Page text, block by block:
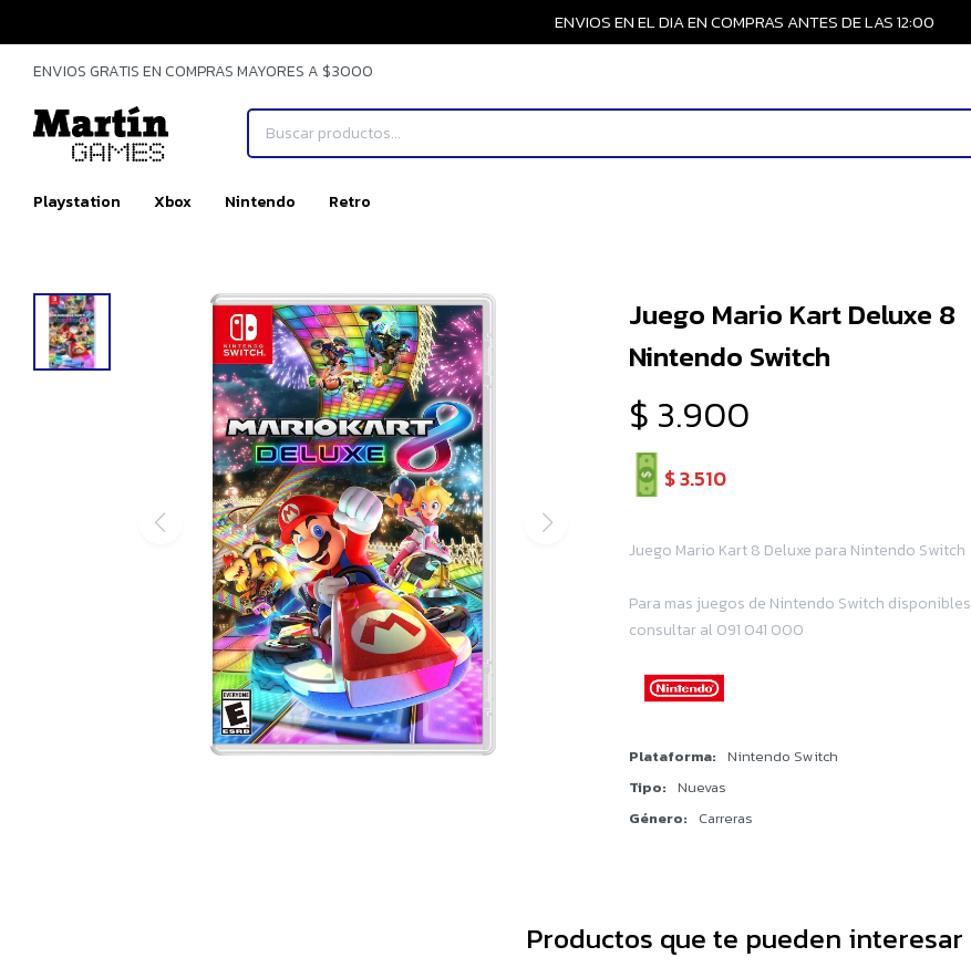
ENVIOS EN EL DIA EN COMPRAS ANTES DE LAS 12:00
Playstation Xbox Nintendo Retro
ENVIOS GRATIS EN COMPRAS MAYORES A $3000
Juego Mario Kart Deluxe 8
Nintendo Switch
$ 3.900
$3.510
Juego Mario Kart 8 Deluxe para Nintendo Switch
Para mas juegos de Nintendo Switch disponibles
consultar al 091 041 000
Plataforma
Nintendo Switch
Tipo
Nuevas
Género
Carreras
Productos que te pueden interesar